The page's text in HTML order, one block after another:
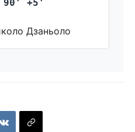
90' +5'
Дзаньоло